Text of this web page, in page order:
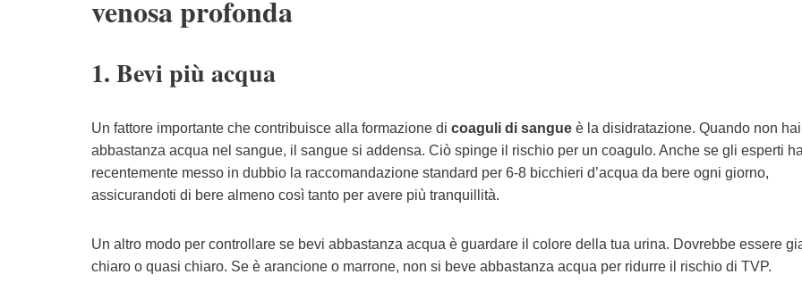
venosa profonda
1. Bevi più acqua
Un fattore importante che contribuisce alla formazione di coaguli di sangue è la disidratazione. Quando non hai
abbastanza acqua nel sangue, il sangue si addensa. Ciò spinge il rischio per un coagulo. Anche se gli esperti
recentemente messo in dubbio la raccomandazione standard per 6-8 bicchieri d’acqua da bere ogni giorno,
assicurandoti di bere almeno così tanto per avere più tranquillità.
Un altro modo per controllare se bevi abbastanza acqua è guardare il colore della tua urina. Dovrebbe essere
chiaro o quasi chiaro. Se è arancione o marrone, non si beve abbastanza acqua per ridurre il rischio di TVP.